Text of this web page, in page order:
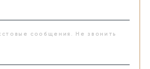
сообщения. Не звонить